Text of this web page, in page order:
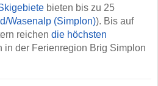
bieten bis zu 25
​Wasenalp (Simplon)). Bis auf
reichen die höchsten
in der Ferienregion Brig Simplon